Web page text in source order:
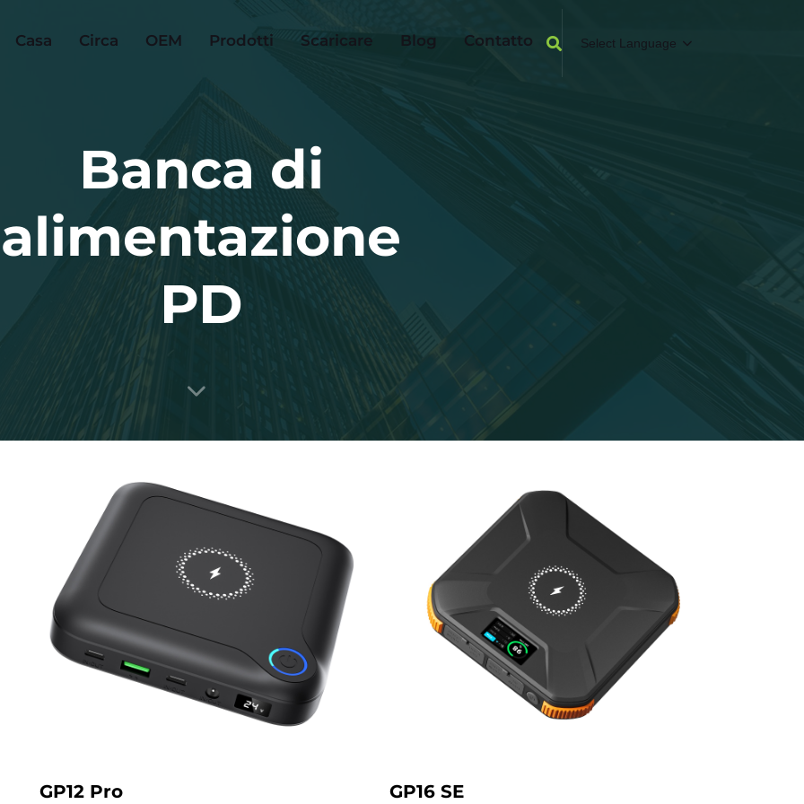
Casa Circa OEM Prodotti Scaricare Blog Contatto Select Language
Banca di
alimentazione
PD
GP12 Pro GP16 SE